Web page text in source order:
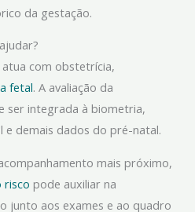
da gestação.
atua com obstetrícia,
fetal. A avaliação da
ser integrada à biometria,
demais dados do pré-natal.
mais próximo,
risco pode auxiliar na
junto aos exames e ao quadro